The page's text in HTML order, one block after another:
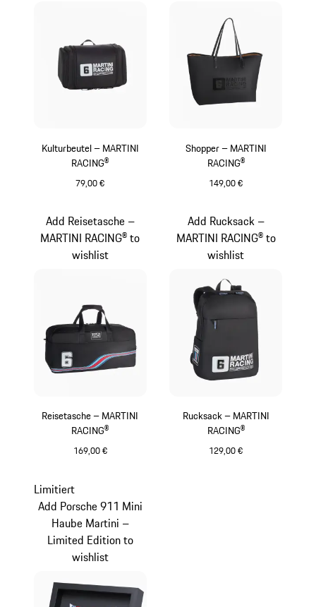
Kulturbeutel – MARTINI
RACING®
79,00 €
Shopper – MARTINI
RACING®
149,00 €
Reisetasche – MARTINI
RACING®
169,00 €
Add Reisetasche –
MARTINI RACING® to
wishlist
Rucksack – MARTINI
RACING®
129,00 €
Add Rucksack –
MARTINI RACING® to
wishlist
Limitiert
Add Porsche 911 Mini
Haube Martini –
Limited Edition to
wishlist